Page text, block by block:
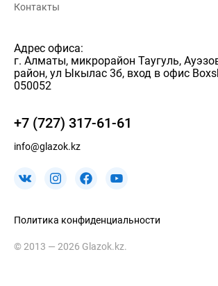
Контакты
Адрес офиса:
г. Алматы, микрорайон Таугуль,
район, ул Ыкылас 3б, вход в офис
050052
+7 (727) 317-61-61
info@glazok.kz
© 2013 — 2026 Glazok.kz.
Политика конфиденциальности